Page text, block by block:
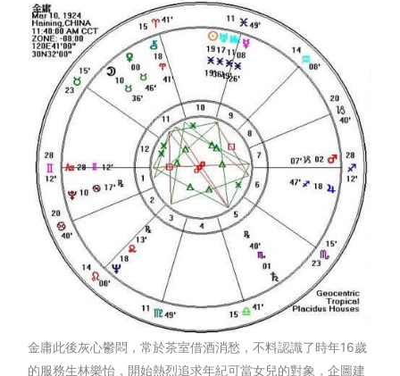
金庸此後灰心鬱悶，常於茶室借酒消愁，不料認識了時年16歲
的服務生林樂怡，開始熱烈追求年紀可當女兒的對象，企圖建